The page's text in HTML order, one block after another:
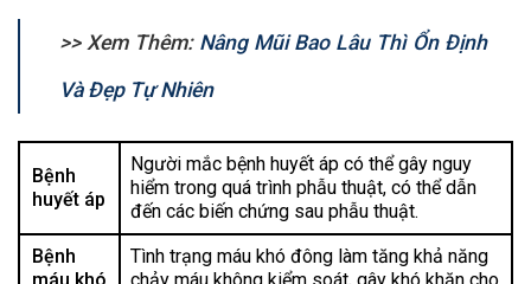
>> Xem Thêm: Nâng Mũi Bao Lâu Thì Ổn Định
Và Đẹp Tự Nhiên
Bệnh
huyết áp
Người mắc bệnh huyết áp có thể gây nguy
hiểm trong quá trình phẫu thuật, có thể dẫn
đến các biến chứng sau phẫu thuật.
Bệnh
Tình trạng máu khó đông làm tăng khả năng